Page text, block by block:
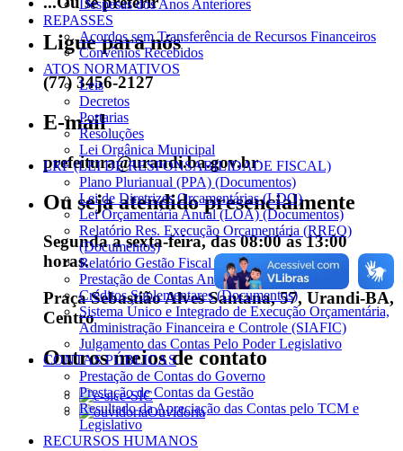
Ligue para nós
(77) 3456-2127
E-mail
prefeitura@urandi.ba.gov.br
Ou seja atendido presencialmente
Segunda a sexta-feira, das 08:00 às 13:00
horas.
Praça Sebastião Alves Santana, 57, Urandi-BA,
Centro
Outros meios de contato
e-SIC
Ouvidoria
Despesas dos Anos Anteriores
REPASSES
Acordos sem Transferência de Recursos Financeiros
Convênios Recebidos
ATOS NORMATIVOS
Leis
Decretos
Portarias
Resoluções
Lei Orgânica Municipal
LRF (LEI DE RESPONSABILIDADE FISCAL)
Plano Plurianual (PPA) (Documentos)
Lei de Diretrizes Orçamentárias (LDO)
Lei Orçamentária Anual (LOA) (Documentos)
Relatório Res. Execução Orçamentária (RREO)
(Documentos)
Relatório Gestão Fiscal (RGF) (Documentos)
Prestação de Contas Anual
Créditos Suplementares (Documentos)
Sistema Único e Integrado de Execução Orçamentária,
Administração Financeira e Controle (SIAFIC)
Julgamento das Contas Pelo Poder Legislativo
CONTAS PÚBLICAS
Prestação de Contas do Governo
Prestação de Contas da Gestão
Resultado da Apreciação das Contas pelo TCM e
Legislativo
RECURSOS HUMANOS